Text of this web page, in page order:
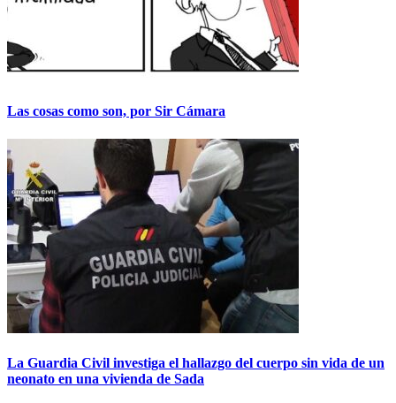
Las cosas como son, por Sir Cámara
La Guardia Civil investiga el hallazgo del cuerpo sin vida de un
neonato en una vivienda de Sada